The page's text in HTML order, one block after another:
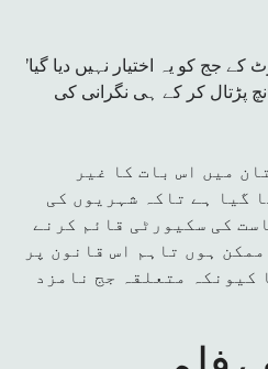
’کسی اور ملک میں ہائی کورٹ کے جج کو یہ اختیار نہیں دیا گیا
پڑتال کر کے ہی نگرانی کی
میں اس بات کا غیر
گیا ہے تاکہ شہریوں کی
کی سکیورٹی قائم کرنے
ہوں تاہم اس قانون پر
کیونکہ متعلقہ جج نامزد